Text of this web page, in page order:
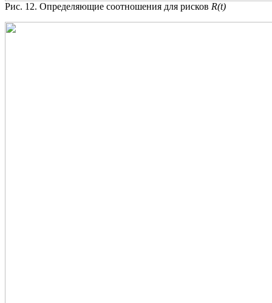
Рис. 12. Определяющие соотношения для рисков R(t)